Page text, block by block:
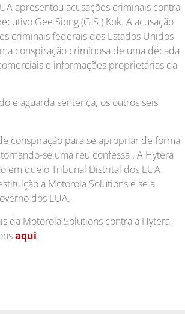
apresentou acusações criminais contra
Gee Siong (G.S.) Kok. A acusação
criminais federais dos Estados Unidos
conspiração criminosa de uma década
e informações proprietárias da
e aguarda sentença; os outros seis
conspiração para se apropriar de forma
se uma reú confessa . A Hytera
em que o Tribunal Distrital dos EUA
à Motorola Solutions e se a
dos EUA.
da Motorola Solutions contra a Hytera,
aqui.